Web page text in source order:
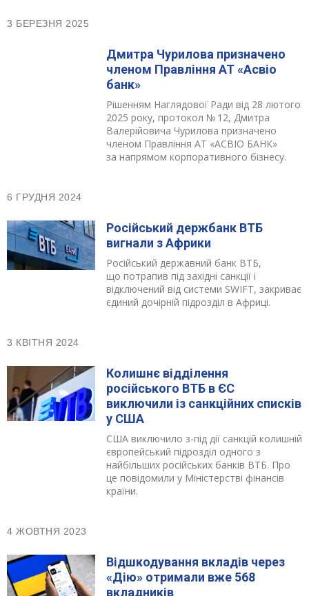
3 БЕРЕЗНЯ 2025
Дмитра Чурилова призначено
членом Правління АТ «Асвіо
банк»
Рішенням Наглядової Ради від 28 лютого
2025 року, протокол № 12, Дмитра
Валерійовича Чурилова призначено
членом Правління АТ «АСВІО БАНК»
за напрямом корпоративного бізнесу.
6 ГРУДНЯ 2024
Російський держбанк ВТБ
вигнали з Африки
Російський державний банк ВТБ,
що потрапив під західні санкції і
відключений від системи SWIFT, закриває
єдиний дочірній підрозділ в Африці.
3 КВІТНЯ 2024
Колишнє відділення
російського ВТБ в ЄС
виключили із санкційних списків
у США
США виключило з-під дії санкцій колишній
європейський підрозділ одного з
найбільших російських банків ВТБ. Про
це повідомили у Міністерстві фінансів
країни.
4 ЖОВТНЯ 2023
Відшкодування вкладів через
«Дію» отримали вже 568
вкладників